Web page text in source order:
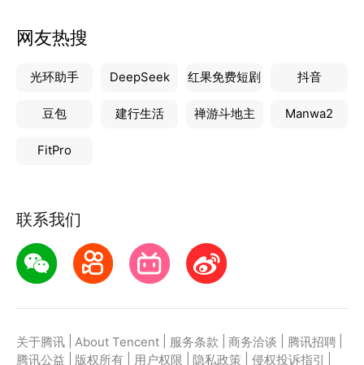
网友热搜
光环助手 DeepSeek 红果免费短剧 抖音
豆包 建行生活 禅游斗地主 Manwa2
FitPro
联系我们
关于腾讯 About Tencent 服务条款 商务洽谈 腾讯招聘
腾讯公益
版权所有 用户权限 隐私政策 侵权投诉指引